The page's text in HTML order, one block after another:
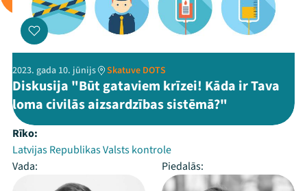
2023. gada 10. jūnijs Skatuve DOTS
Diskusija "Būt gataviem krīzei! Kāda ir Tava
loma civilās aizsardzības sistēmā?"
Rīko:
Latvijas Republikas Valsts kontrole
Vada:
Piedalās: